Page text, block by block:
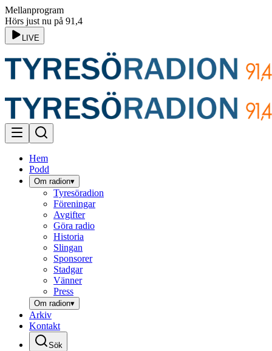
Mellanprogram
Hörs just nu på 91,4
LIVE
Hem
Podd
Om radion▾
Tyresöradion
Föreningar
Avgifter
Göra radio
Historia
Slingan
Sponsorer
Stadgar
Vänner
Press
Om radion▾
Arkiv
Kontakt
Sök